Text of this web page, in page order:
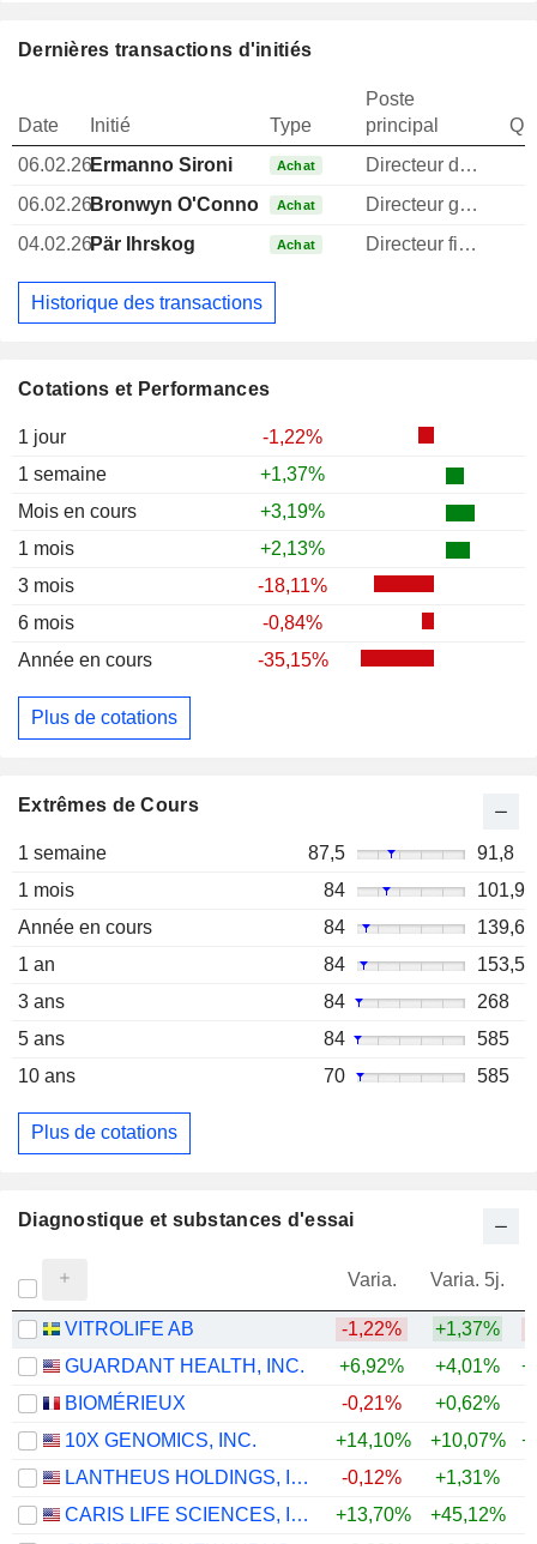
Cotations et Performances
1 jour
-1,22%
1 semaine
+1,37%
Mois en cours
+3,19%
1 mois
+2,13%
3 mois
-18,11%
6 mois
-0,84%
Année en cours
-35,15%
Plus de cotations
Extrêmes de Cours
1 semaine 87,5
91,8
1 mois
84
101,9
Année en cours
84
139,6
1 an
84
153,5
3 ans
84
268
5 ans
84
585
10 ans
70 585
Plus de cotations
Dernières transactions d'initiés
Date Initié Type
Poste
principal
06.02.26Ermanno Sironi Achat Directeur des operations
06.02.26Bronwyn O'Connor Achat Directeur general
04.02.26Pär Ihrskog Achat Directeur financier
Historique des transactions
Diagnostique et substances d'essai
Varia. Varia. 5j.
VITROLIFE AB -1,22% +1,37%
GUARDANT HEALTH, INC.
+6,92% +4,01%
BIOMÉRIEUX
-0,21% +0,62%
10X GENOMICS, INC.
+14,10% +10,07%
LANTHEUS HOLDINGS, INC.
-0,12% +1,31%
CARIS LIFE SCIENCES, INC.
+13,70% +45,12%